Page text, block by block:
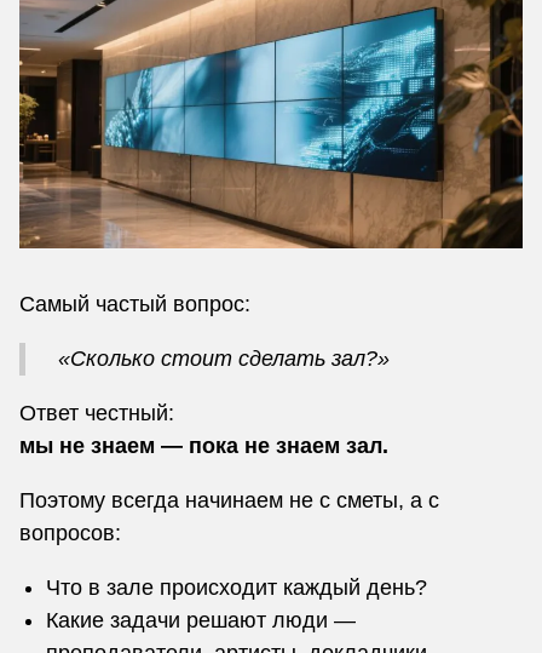
Самый частый вопрос:
«Сколько стоит сделать зал?»
Ответ честный:
мы не знаем — пока не знаем зал.
Поэтому всегда начинаем не с сметы, а с
вопросов:
Что в зале происходит каждый день?
Какие задачи решают люди —